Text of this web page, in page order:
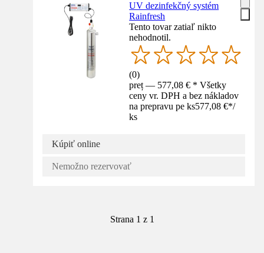
UV dezinfekčný systém
Rainfresh
Tento tovar zatiaľ nikto
nehodnotil.
(0)
preț — 577,08 € * Všetky
ceny vr. DPH a bez nákladov
na prepravu pe ks577,08 €*/
ks
Kúpiť online
Nemožno rezervovať
Strana 1 z 1